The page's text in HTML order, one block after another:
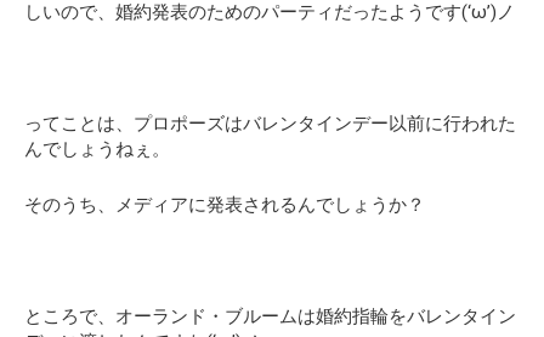
しいので、 婚約発表のためのパーティ だったようです(‘ω’)ノ
ってことは、プロポーズはバレンタインデー以前に行われた
んでしょうねぇ。
そのうち、メディアに発表されるんでしょうか？
ところで、 オーランド・ブルームは婚約指輪をバレンタイン